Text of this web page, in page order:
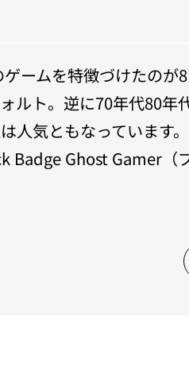
ームを特徴づけたの
ルト。逆に70年代80
人気ともなっています
Badge Ghost Gamer（